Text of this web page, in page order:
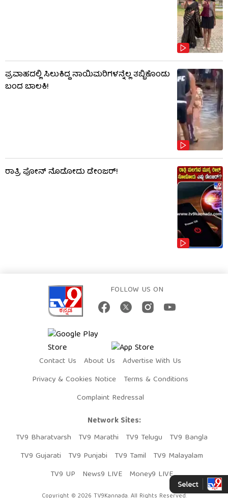
ಪ್ರವಾಹದಲ್ಲಿ ಸಿಲುಕಿದ್ದ ನಾಯಿಮರಿಗಳನ್ನೆಲ್ಲ ತಬ್ಬಿಕೊಂಡು
ಬಂದ ಬಾಲಕಿ!
ರಾತ್ರಿ ಫೋನ್​​ ನೊಡೋದು ಡೇಂಜರ್!
FOLLOW US ON
Contact Us About Us
Advertise With Us
Privacy & Cookies Notice
Terms & Conditions
Complaint Redressal
Network Sites:
TV9 Bharatvarsh
TV9 Marathi TV9 Telugu
TV9 Bangla
TV9 Gujarati
TV9 Punjabi TV9 Tamil
TV9 Malayalam
TV9 UP
News9 LIVE Money9 LIVE